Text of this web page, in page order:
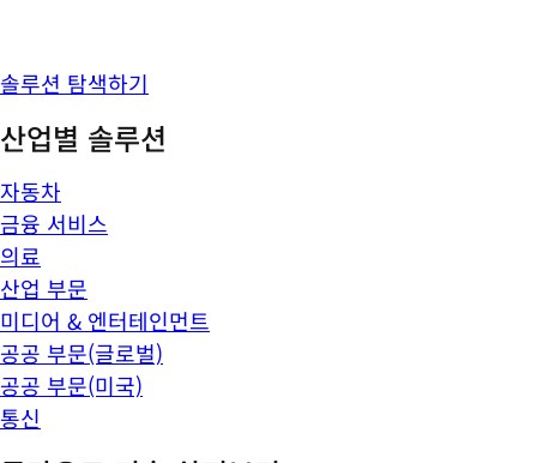
솔루션 탐색하기
산업별 솔루션
자동차
금융 서비스
의료
산업 부문
미디어 & 엔터테인먼트
공공 부문(글로벌)
공공 부문(미국)
통신